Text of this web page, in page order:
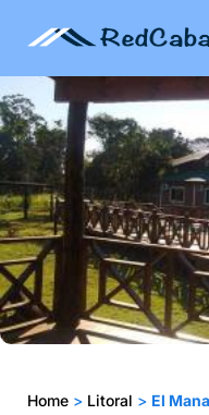
Home > Litoral > El